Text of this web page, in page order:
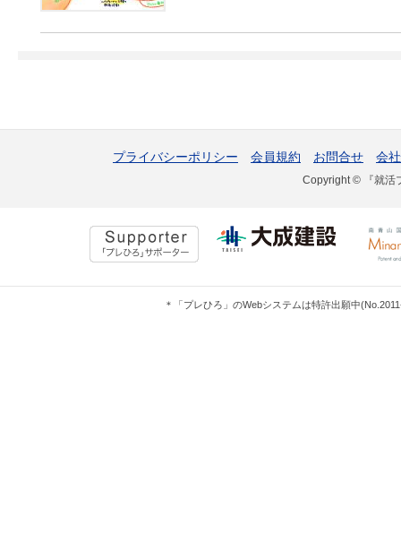
プライバシーポリシー 会員規約 お問合せ 会
Copyright © 『就活
＊「プレひろ」のWebシステムは特許出願中